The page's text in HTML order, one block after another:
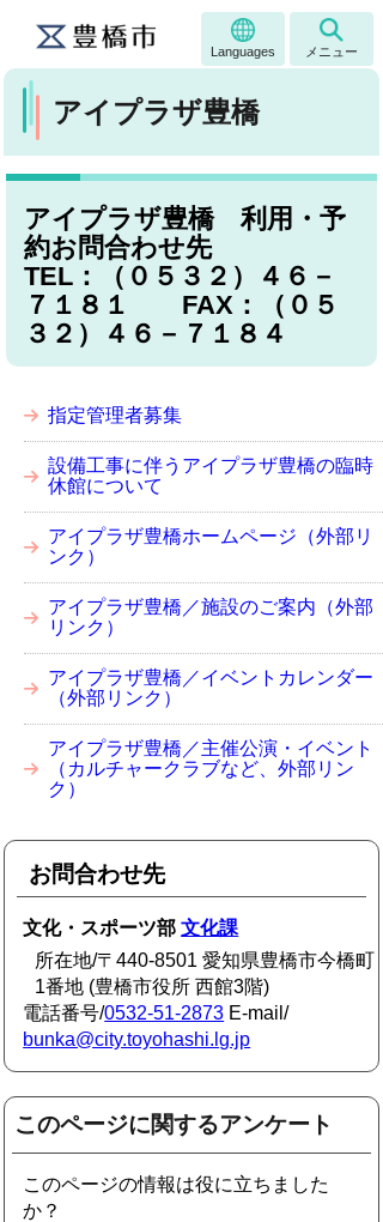
Languages メニュー
アイプラザ豊橋
アイプラザ豊橋 利用・予
約お問合わせ先
TEL：（０５３２）４６－
７１８１ FAX：（０５
３２）４６－７１８４
指定管理者募集
設備工事に伴うアイプラザ豊橋の臨時
休館について
アイプラザ豊橋ホームページ（外部リ
ンク）
アイプラザ豊橋／施設のご案内（外部
リンク）
アイプラザ豊橋／イベントカレンダー
（外部リンク）
アイプラザ豊橋／主催公演・イベント
（カルチャークラブなど、外部リン
ク）
お問合わせ先
文化・スポーツ部文化課
所在地/〒440-8501 愛知県豊橋市今橋町
1番地 (豊橋市役所 西館3階)
電話番号/0532-51-2873 E-mail/
bunka@city.toyohashi.lg.jp
このページに関するアンケート
このページの情報は役に立ちました
か？